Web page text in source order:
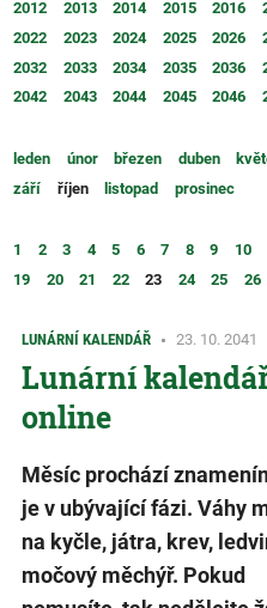
2012 2013 2014 2015 2016
2022
2023 2024 2025 2026
2032
2033 2034 2035 2036
2042
2043 2044 2045 2046
leden únor březen duben
září
říjen listopad prosinec
1 2 3 4 5 6 7 8 9 10
19
20 21 22 23 24 25 26
LUNÁRNÍ KALENDÁŘ 23. 10. 2041
Lunární
online
Měsíc prochází
je v ubývající fázi. Váhy
na kyčle, játra, krev,
močový měchýř. Pokud